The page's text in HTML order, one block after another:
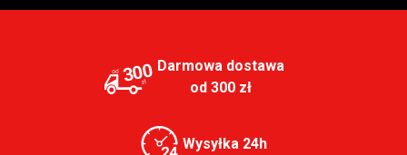
300 Darmowa dostawa
od 300 zł
Wysyłka 24h